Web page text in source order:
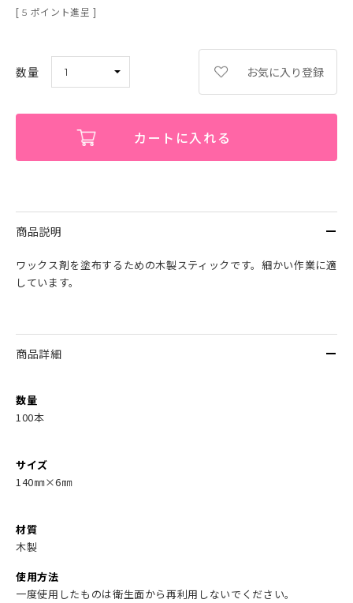
[ 5 ポイント進呈 ]
お気に入り登録
カートに入れる
商品説明
ワックス剤を塗布するための木製スティックです。細かい作業に適
しています。
商品詳細
数量
100本
サイズ
140㎜×6㎜
材質
木製
使用方法
一度使用したものは衛生面から再利用しないでください。